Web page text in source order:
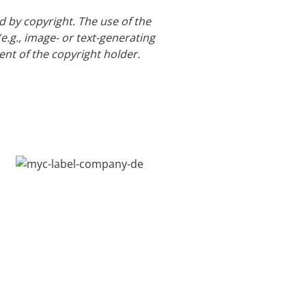
by copyright. The use of the
image- or text-generating
of the copyright holder.